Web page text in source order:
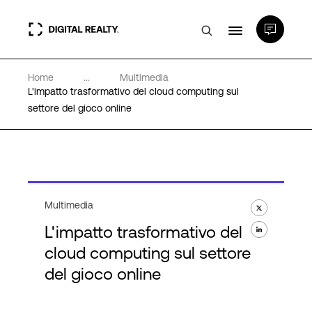
Data center
PlatformDIGITAL®
Chi Siamo
Home ...
Multimedia
L'impatto trasformativo del cloud computing sul
settore del gioco online
Multimedia
L'impatto trasformativo del
cloud computing sul settore
del gioco online